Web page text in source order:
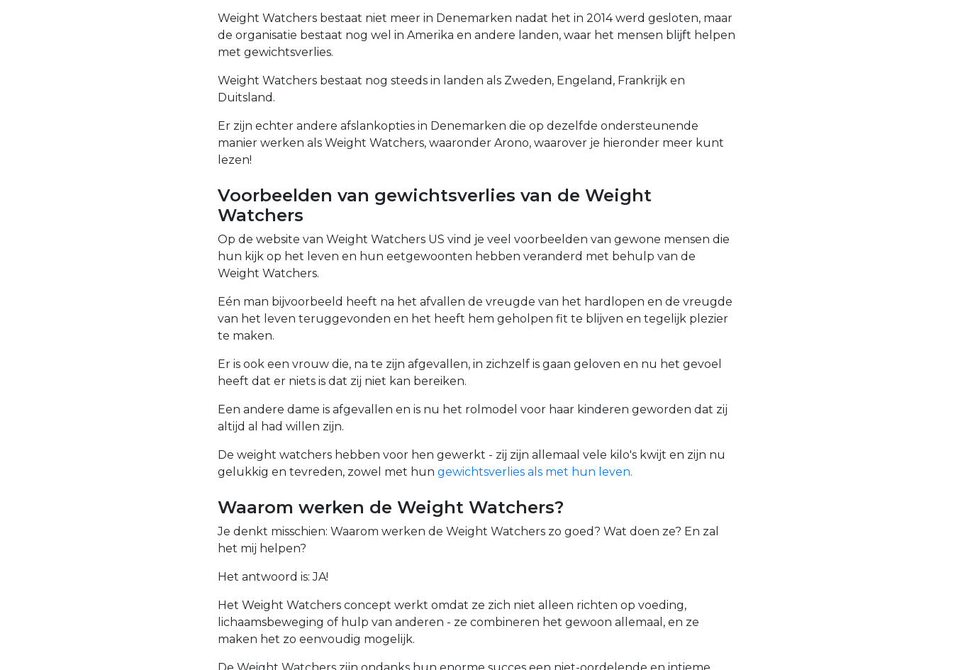
Weight Watchers bestaat niet meer in Denemarken nadat het in 2014 werd gesloten, maar
de organisatie bestaat nog wel in Amerika en andere landen, waar het mensen blijft helpen
met gewichtsverlies.
Weight Watchers bestaat nog steeds in landen als Zweden, Engeland, Frankrijk en
Duitsland.
Er zijn echter andere afslankopties in Denemarken die op dezelfde ondersteunende
manier werken als Weight Watchers, waaronder Arono, waarover je hieronder meer kunt
lezen!
Voorbeelden van gewichtsverlies van de Weight
Watchers
Op de website van Weight Watchers US vind je veel voorbeelden van gewone mensen die
hun kijk op het leven en hun eetgewoonten hebben veranderd met behulp van de
Weight Watchers.
Eén man bijvoorbeeld heeft na het afvallen de vreugde van het hardlopen en de vreugde
van het leven teruggevonden en het heeft hem geholpen fit te blijven en tegelijk plezier
te maken.
Er is ook een vrouw die, na te zijn afgevallen, in zichzelf is gaan geloven en nu het gevoel
heeft dat er niets is dat zij niet kan bereiken.
Een andere dame is afgevallen en is nu het rolmodel voor haar kinderen geworden dat zij
altijd al had willen zijn.
De weight watchers hebben voor hen gewerkt - zij zijn allemaal vele kilo's kwijt en zijn nu
gelukkig en tevreden, zowel met hun gewichtsverlies als met hun leven.
Waarom werken de Weight Watchers?
Je denkt misschien: Waarom werken de Weight Watchers zo goed? Wat doen ze? En zal
het mij helpen?
Het antwoord is: JA!
Het Weight Watchers concept werkt omdat ze zich niet alleen richten op voeding,
lichaamsbeweging of hulp van anderen - ze combineren het gewoon allemaal, en ze
maken het zo eenvoudig mogelijk.